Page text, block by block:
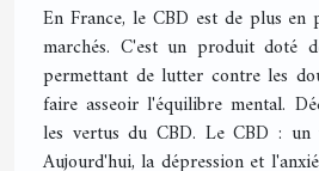
En France, le CBD est de plus en
marchés. C'est un produit doté
permettant de lutter contre les
faire asseoir l'équilibre mental.
les vertus du CBD. Le CBD : un
Aujourd'hui, la dépression et